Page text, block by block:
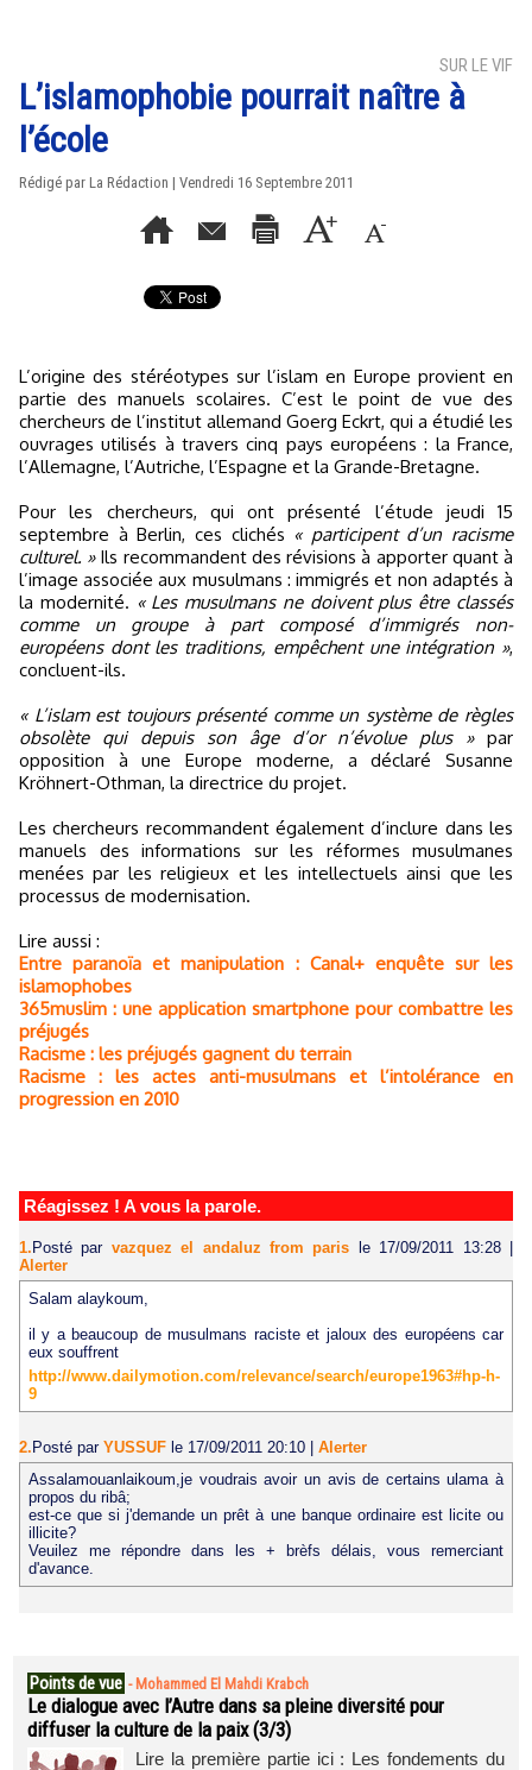
SUR LE VIF
L’islamophobie pourrait naître à
l’école
Rédigé par La Rédaction | Vendredi 16 Septembre 2011
L’origine des stéréotypes sur l’islam en Europe provient en
partie des manuels scolaires. C’est le point de vue des
chercheurs de l’institut allemand Goerg Eckrt, qui a étudié les
ouvrages utilisés à travers cinq pays européens : la France,
l’Allemagne, l’Autriche, l’Espagne et la Grande-Bretagne.
Pour les chercheurs, qui ont présenté l’étude jeudi 15
septembre à Berlin, ces clichés « participent d’un racisme
culturel. »Ils recommandent des révisions à apporter quant à
l’image associée aux musulmans : immigrés et non adaptés à
la modernité. « Les musulmans ne doivent plus être classés
comme un groupe à part composé d’immigrés non-
européens dont les traditions, empêchent une intégration »,
concluent-ils.
« L’islam est toujours présenté comme un système de règles
obsolète qui depuis son âge d’or n’évolue plus »par
opposition à une Europe moderne, a déclaré Susanne
Kröhnert-Othman, la directrice du projet.
Les chercheurs recommandent également d’inclure dans les
manuels des informations sur les réformes musulmanes
menées par les religieux et les intellectuels ainsi que les
processus de modernisation.
Lire aussi :
Entre paranoïa et manipulation : Canal+ enquête sur les
islamophobes
365muslim : une application smartphone pour combattre les
préjugés
Racisme : les préjugés gagnent du terrain
Racisme : les actes anti-musulmans et l’intolérance en
progression en 2010
Réagissez ! A vous la parole.
1. Posté par vazquez el andaluz from paris le 17/09/2011 13:28
Alerter
Salam alaykoum,
il y a beaucoup de musulmans raciste et jaloux des européens car
eux souffrent
http://www.dailymotion.com/relevance/search/europe1963#hp-h-
9
2.Posté par YUSSUF le 17/09/2011 20:10 | Alerter
Assalamouanlaikoum,je voudrais avoir un avis de certains ulama à
propos du ribâ;
est-ce que si j'demande un prêt à une banque ordinaire est licite ou
illicite?
Veuilez me répondre dans les + brèfs délais, vous remerciant
d'avance.
Points de vue - Mohammed El Mahdi Krabch
Le dialogue avec l’Autre dans sa pleine diversité pour
diffuser la culture de la paix (3/3)
Lire la première partie ici : Les fondements du